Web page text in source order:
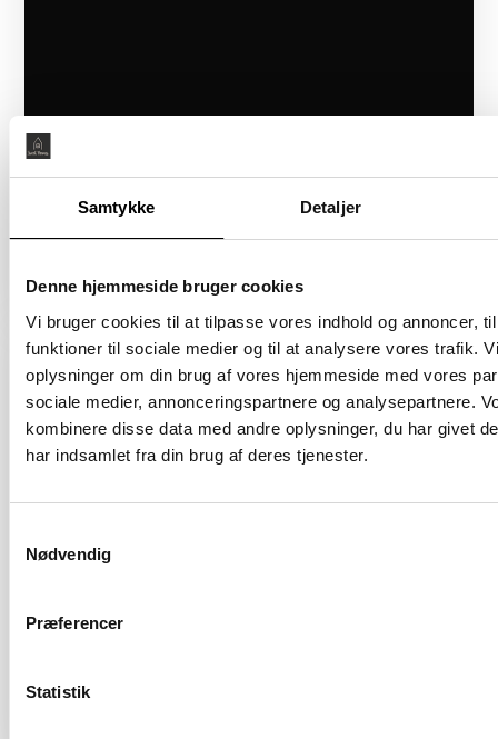
Samtykke Detaljer
Denne hjemmeside bruger cookies
Vi bruger cookies til at tilpasse vores indhold og annoncer,
funktioner til sociale medier og til at analysere vores trafik.
oplysninger om din brug af vores hjemmeside med vores
sociale medier, annonceringspartnere og analysepartnere.
kombinere disse data med andre oplysninger, du har givet
har indsamlet fra din brug af deres tjenester.
Nødvendig
Præferencer
Statistik
Boligareal 86 m2 Værelser 2 Pris 4.820.000 kr.
Åbent Hus: 05/08/2026
Sejlklubvej 1B
2450 København SV